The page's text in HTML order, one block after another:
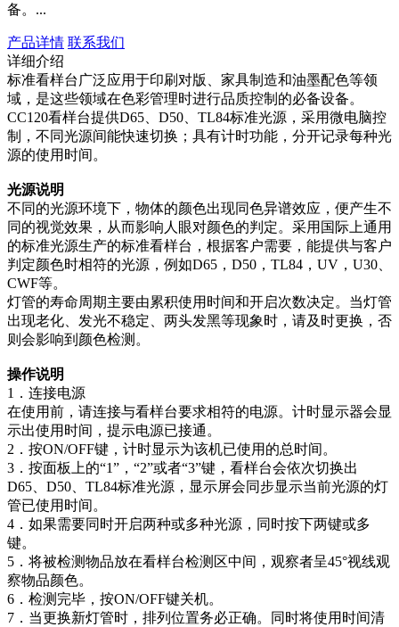
备。...
产品详情 联系我们
详细介绍
标准看样台广泛应用于印刷对版、家具制造和油墨配色等领
域，是这些领域在色彩管理时进行品质控制的必备设备。
CC120看样台提供D65、D50、TL84标准光源，采用微电脑控
制，不同光源间能快速切换；具有计时功能，分开记录每种光
源的使用时间。
光源说明
不同的光源环境下，物体的颜色出现同色异谱效应，便产生不
同的视觉效果，从而影响人眼对颜色的判定。采用国际上通用
的标准光源生产的标准看样台，根据客户需要，能提供与客户
判定颜色时相符的光源，例如D65，D50，TL84，UV，U30、
CWF等。
灯管的寿命周期主要由累积使用时间和开启次数决定。当灯管
出现老化、发光不稳定、两头发黑等现象时，请及时更换，否
则会影响到颜色检测。
操作说明
1．连接电源
在使用前，请连接与看样台要求相符的电源。计时显示器会显
示出使用时间，提示电源已接通。
2．按ON/OFF键，计时显示为该机已使用的总时间。
3．按面板上的“1”，“2”或者“3”键，看样台会依次切换出
D65、D50、TL84标准光源，显示屏会同步显示当前光源的灯
管已使用时间。
4．如果需要同时开启两种或多种光源，同时按下两键或多
键。
5．将被检测物品放在看样台检测区中间，观察者呈45°视线观
察物品颜色。
6．检测完毕，按ON/OFF键关机。
7．当更换新灯管时，排列位置务必正确。同时将使用时间清